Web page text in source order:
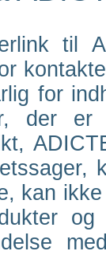
til
for
der
kan